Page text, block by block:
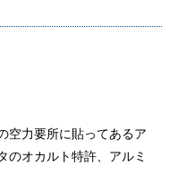
空力要所に貼ってあるア
のオカルト特許、アルミ